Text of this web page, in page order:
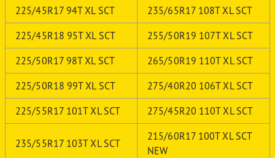
225/45R17 94T XL SCT 235/65R17 108T XL SCT
225/45R18 95T XL SCT 255/50R19 107T XL SCT
225/50R17 98T XL SCT 265/50R19 110T XL SCT
225/50R18 99T XL SCT 275/40R20 106T XL SCT
225/55R17 101T XL SCT 275/45R20 110T XL SCT
235/55R17 103T XL SCT
215/60R17 100T XL SCT
NEW